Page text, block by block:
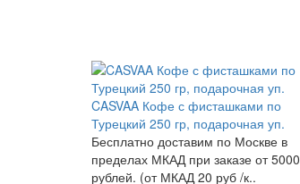
CASVAA Кофе с фисташками по
Турецкий 250 гр, подарочная уп.
Бесплатно доставим по Москве в
пределах МКАД при заказе от 5000
рублей. (от МКАД 20 руб /к..